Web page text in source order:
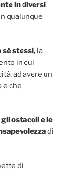
in diversi
qualunque
sé stessi, la
in cui
ad avere un
e che
ostacoli e le
di
di